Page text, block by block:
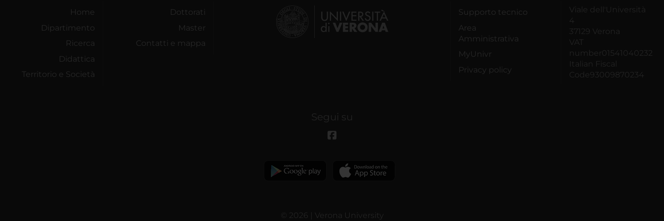
Home
Dipartimento
Ricerca
Didattica
Territorio e Società
Dottorati
Master
Contatti e mappa
Supporto tecnico
Area
Amministrativa
MyUnivr
Privacy policy
Viale dell'Università
4
37129 Verona
VAT
number01541040232
Italian Fiscal
Code93009870234
Segui su
© 2026 | Verona University